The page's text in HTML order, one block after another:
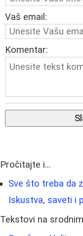
Vaš email:
Komentar:
Pročitajte i...
Sve što treba da
Iskustva, saveti i
Tekstovi na